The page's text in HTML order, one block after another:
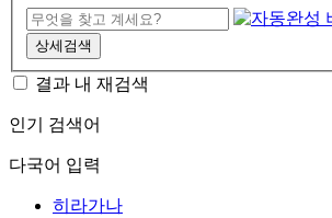
상세검색
결과 내 재검색
인기 검색어
다국어 입력
히라가나